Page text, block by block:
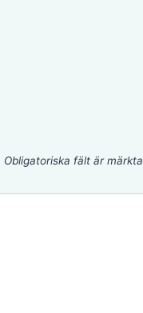
Obligatoriska fält är märkta